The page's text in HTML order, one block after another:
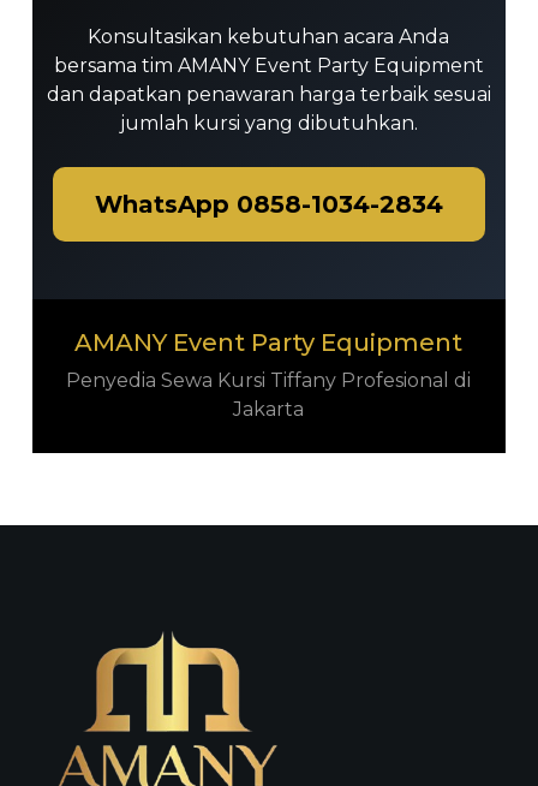
Konsultasikan kebutuhan acara Anda
bersama tim AMANY Event Party Equipment
dan dapatkan penawaran harga terbaik sesuai
jumlah kursi yang dibutuhkan.
WhatsApp 0858-1034-2834
AMANY Event Party Equipment
Penyedia Sewa Kursi Tiffany Profesional di
Jakarta